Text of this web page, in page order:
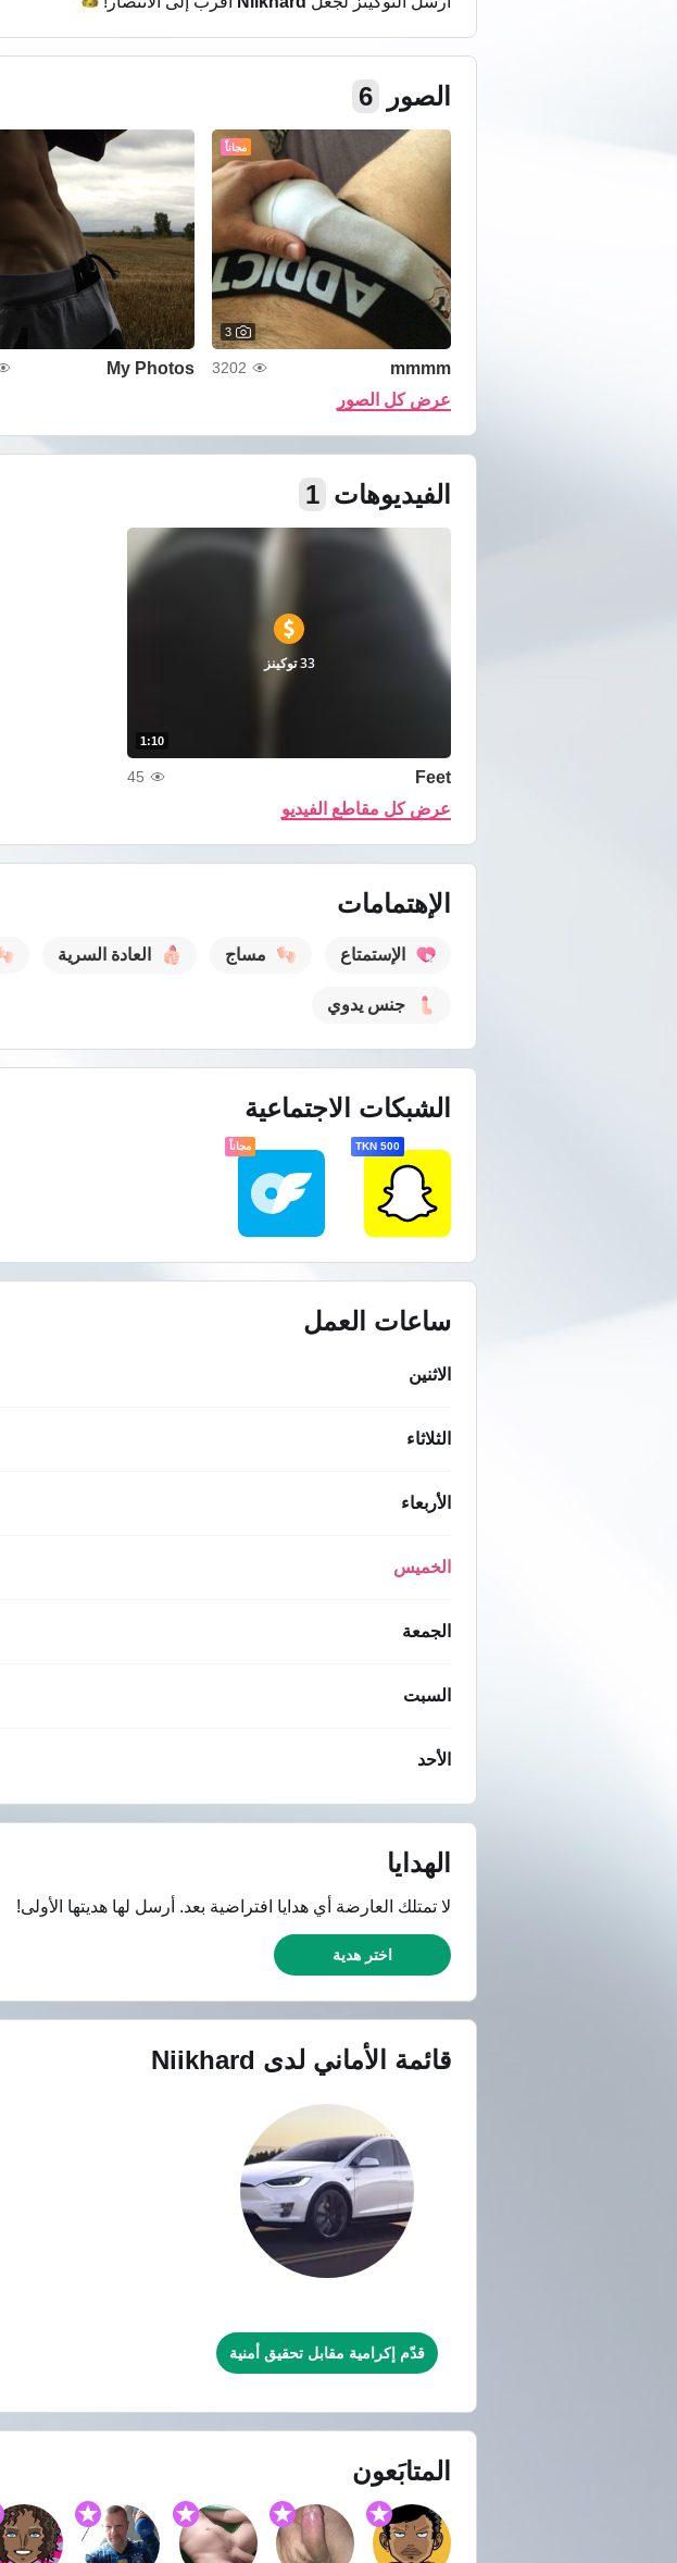
الصور 6
مجاناً
3
mmmm
3202
My Photos
عرض كل الصور
الفيديوهات 1
1:10
33 توكينز
Feet
45
عرض كل مقاطع الفيديو
الإهتمامات
الإستمتاع مساج العادة السرية
جنس يدوي
الشبكات الاجتماعية
500 TKN مجاناً
ساعات العمل
الاثنين
الثلاثاء
الأربعاء
الخميس
الجمعة
السبت
الأحد
الهدايا
لا تمتلك العارضة أي هدايا افتراضية بعد. أرسل لها هديتها الأولى!
اختر هدية
قائمة الأماني لدى Niikhard
قدّم إكرامية مقابل تحقيق أمنية
المتابَعون